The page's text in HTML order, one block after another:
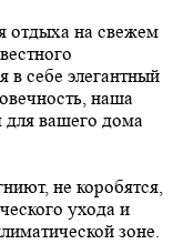
отдыха на свежем
в себе элегантный
наша
для вашего дома
не коробятся,
ухода и
зоне.